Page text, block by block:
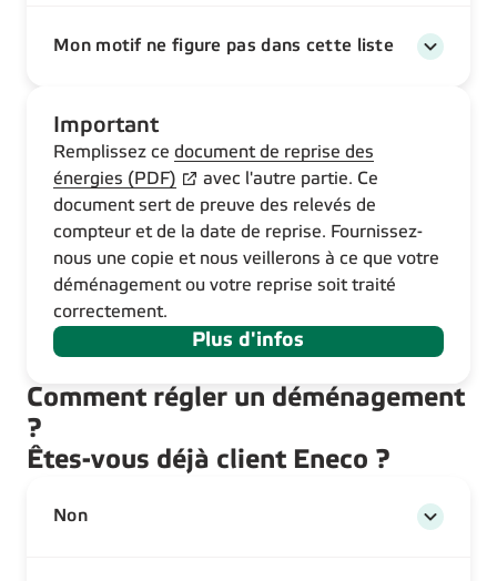
Mon motif ne figure pas dans cette liste
Important
Remplissez ce document de reprise des
énergies (PDF)
avec l'autre partie. Ce
document sert de preuve des relevés de
compteur et de la date de reprise. Fournissez-
nous une copie et nous veillerons à ce que votre
déménagement ou votre reprise soit traité
correctement.
Plus d'infos
Comment régler un déménagement
?
Êtes-vous déjà client Eneco ?
Non